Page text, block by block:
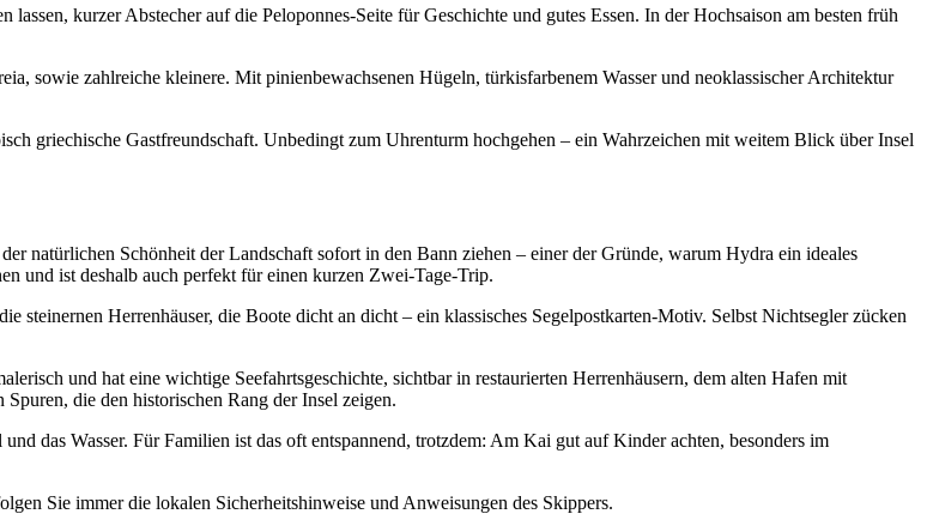
kurzer Abstecher auf die Peloponnes-Seite für Geschichte und gutes Essen. In der Hochsaison am besten früh
sowie zahlreiche kleinere. Mit pinienbewachsenen Hügeln, türkisfarbenem Wasser und neoklassischer Architektur
griechische Gastfreundschaft. Unbedingt zum Uhrenturm hochgehen – ein Wahrzeichen mit weitem Blick über Insel
natürlichen Schönheit der Landschaft sofort in den Bann ziehen – einer der Gründe, warum Hydra ein ideales
und ist deshalb auch perfekt für einen kurzen Zwei-Tage-Trip.
Herrenhäuser, die Boote dicht an dicht – ein klassisches Segelpostkarten-Motiv. Selbst Nichtsegler zücken
und hat eine wichtige Seefahrtsgeschichte, sichtbar in restaurierten Herrenhäusern, dem alten Hafen mit
die den historischen Rang der Insel zeigen.
das Wasser. Für Familien ist das oft entspannend, trotzdem: Am Kai gut auf Kinder achten, besonders im
Sie immer die lokalen Sicherheitshinweise und Anweisungen des Skippers.